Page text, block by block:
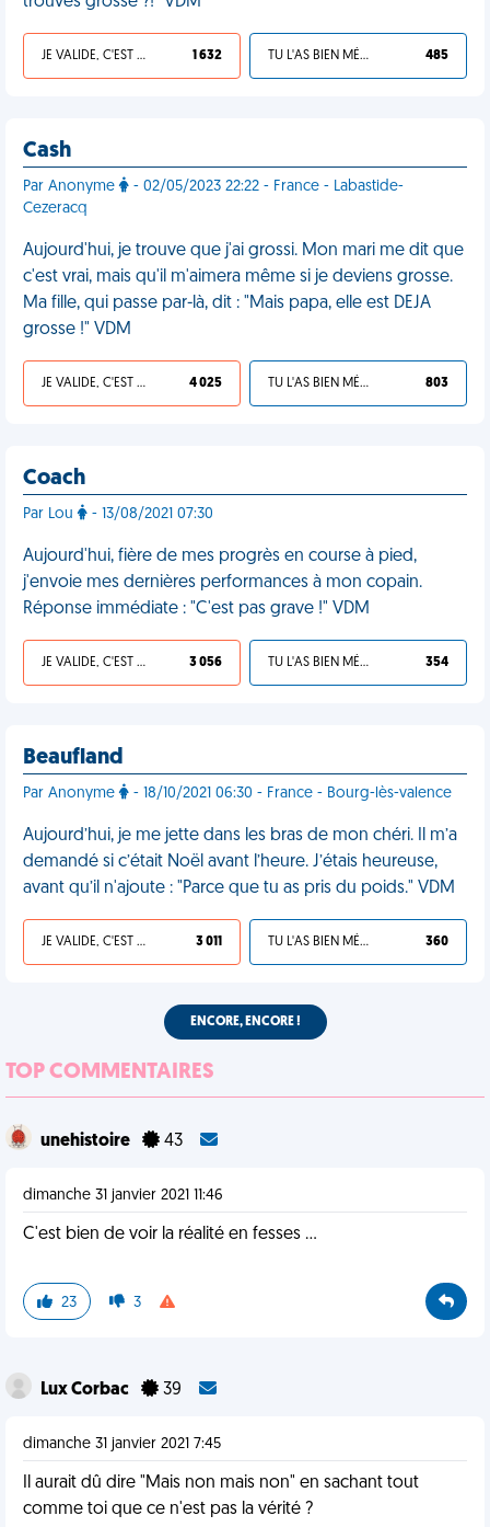
JE VALIDE, C'EST UNE VDM 1 632 TU L'AS BIEN MÉRITÉ 485
Cash
Par Anonyme
- 02/05/2023 22:22 - France - Labastide-
Cezeracq
Aujourd'hui, je trouve que j'ai grossi. Mon mari me dit que
c'est vrai, mais qu'il m'aimera même si je deviens grosse.
Ma fille, qui passe par-là, dit : "Mais papa, elle est DEJA
grosse !" VDM
JE VALIDE, C'EST UNE VDM 4 025 TU L'AS BIEN MÉRITÉ 803
Coach
Par Lou - 13/08/2021 07:30
Aujourd'hui, fière de mes progrès en course à pied,
j'envoie mes dernières performances à mon copain.
Réponse immédiate : "C'est pas grave !" VDM
JE VALIDE, C'EST UNE VDM 3 056 TU L'AS BIEN MÉRITÉ 354
Beaufland
Par Anonyme - 18/10/2021 06:30 - France - Bourg-lès-valence
Aujourd’hui, je me jette dans les bras de mon chéri. Il m’a
demandé si c’était Noël avant l’heure. J’étais heureuse,
avant qu’il n'ajoute : "Parce que tu as pris du poids." VDM
JE VALIDE, C'EST UNE VDM 3 011 TU L'AS BIEN MÉRITÉ 360
ENCORE, ENCORE !
TOP COMMENTAIRES
unehistoire 43
dimanche 31 janvier 2021 11:46
C'est bien de voir la réalité en fesses ...
23 3
Lux Corbac 39
dimanche 31 janvier 2021 7:45
Il aurait dû dire "Mais non mais non" en sachant tout
comme toi que ce n'est pas la vérité ?